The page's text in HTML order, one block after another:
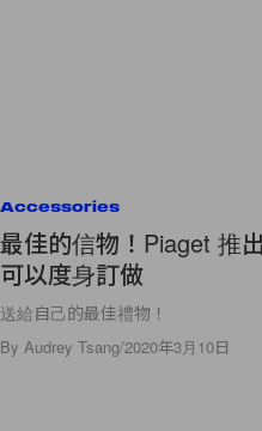
Accessories
最佳的信物！Piaget 推
可以度身訂做
送給自己的最佳禮物！
By Audrey Tsang/2020年3月10日